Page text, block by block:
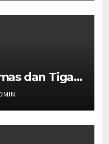
dan Tiga
Warga
Ronda